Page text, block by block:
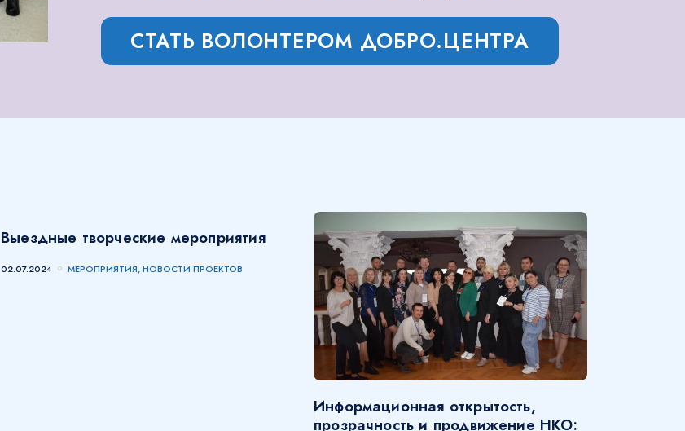
СТАТЬ ВОЛОНТЕРОМ ДОБРО.ЦЕНТРА
Выездные творческие мероприятия
02.07.2024 МЕРОПРИЯТИЯ, НОВОСТИ ПРОЕКТОВ
Информационная открытость,
прозрачность и продвижение НКО: